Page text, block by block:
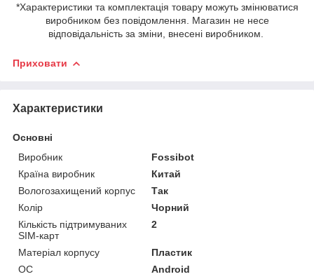
*Характеристики та комплектація товару можуть змінюватися
виробником без повідомлення. Магазин не несе
відповідальність за зміни, внесені виробником.
Приховати
Характеристики
Основні
Виробник
Fossibot
Країна виробник
Китай
Вологозахищений корпус
Так
Колір
Чорний
Кількість підтримуваних
SIM-карт
2
Матеріал корпусу
Пластик
ОС
Android